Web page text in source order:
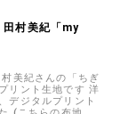
田村美紀「my
美紀さんの「ちぎ
リント生地です 洋
デジタルプリント